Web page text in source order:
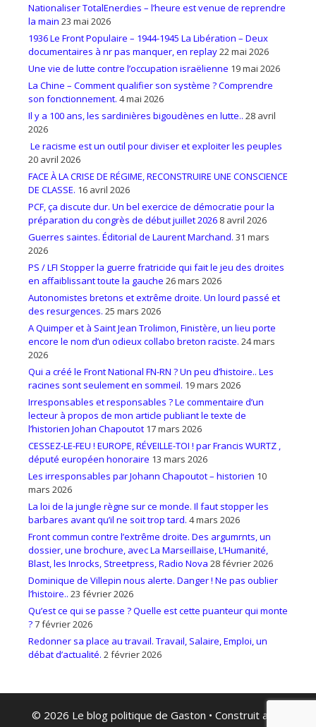
Nationaliser TotalEnerdies – l’heure est venue de reprendre
la main 23 mai 2026
1936 Le Front Populaire – 1944-1945 La Libération – Deux
documentaires à nr pas manquer, en replay22 mai 2026
Une vie de lutte contre l’occupation israëlienne 19 mai 2026
La Chine – Comment qualifier son système ? Comprendre
son fonctionnement. 4 mai 2026
Il y a 100 ans, les sardinières bigoudènes en lutte.. 28 avril
2026
Le racisme est un outil pour diviser et exploiter les peuples
20 avril 2026
FACE À LA CRISE DE RÉGIME, RECONSTRUIRE UNE CONSCIENCE
DE CLASSE. 16 avril 2026
PCF, ça discute dur. Un bel exercice de démocratie pour la
préparation du congrès de début juillet 2026 8 avril 2026
Guerres saintes. Éditorial de Laurent Marchand. 31 mars
2026
PS / LFI Stopper la guerre fratricide qui fait le jeu des droites
en affaiblissant toute la gauche 26 mars 2026
Autonomistes bretons et extrême droite. Un lourd passé et
des resurgences. 25 mars 2026
A Quimper et à Saint Jean Trolimon, Finistère, un lieu porte
encore le nom d’un odieux collabo breton raciste. 24 mars
2026
Qui a créé le Front National FN-RN ? Un peu d’histoire.. Les
racines sont seulement en sommeil. 19 mars 2026
Irresponsables et responsables ? Le commentaire d’un
lecteur à propos de mon article publiant le texte de
l’historien Johan Chapoutot 17 mars 2026
CESSEZ-LE-FEU ! EUROPE, RÉVEILLE-TOI ! par Francis WURTZ ,
député européen honoraire 13 mars 2026
Les irresponsables par Johann Chapoutot – historien 10
mars 2026
La loi de la jungle règne sur ce monde. Il faut stopper les
barbares avant qu’il ne soit trop tard. 4 mars 2026
Front commun contre l’extrême droite. Des argumrnts, un
dossier, une brochure, avec La Marseillaise, L’Humanité,
Blast, les Inrocks, Streetpress, Radio Nova 28 février 2026
Dominique de Villepin nous alerte. Danger ! Ne pas oublier
l’histoire.. 23 février 2026
Qu’est ce qui se passe ? Quelle est cette puanteur qui monte
?7 février 2026
Redonner sa place au travail. Travail, Salaire, Emploi, un
débat d’actualité. 2 février 2026
© 2026 Le blog politique de Gaston • Construit avec